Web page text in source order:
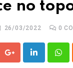
no
26/03/2022 0
Google+LinkedIn